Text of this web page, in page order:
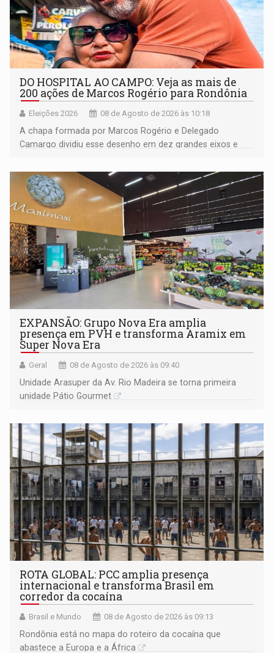
DO HOSPITAL AO CAMPO: Veja as mais de
200 ações de Marcos Rogério para Rondônia
Eleições 2026 08 de Agosto de 2026 às 10:18
A chapa formada por Marcos Rogério e Delegado
Camargo dividiu esse desenho em dez grandes eixos e
EXPANSÃO: Grupo Nova Era amplia
presença em PVH e transforma Aramix em
Super Nova Era
Geral 08 de Agosto de 2026 às 09:40
Unidade Arasuper da Av. Rio Madeira se torna primeira
unidade Pátio Gourmet
ROTA GLOBAL: PCC amplia presença
internacional e transforma Brasil em
corredor da cocaína
Brasil e Mundo 08 de Agosto de 2026 às 09:13
Rondônia está no mapa do roteiro da cocaína que
abastece a Europa e a África